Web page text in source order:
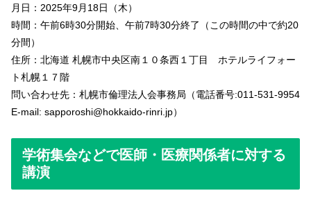
月日：2025年9月18日（木）
時間：午前6時30分開始、午前7時30分終了（この時間の中で約20
分間）
住所：北海道 札幌市中央区南１０条西１丁目 ホテルライフォー
ト札幌１７階
問い合わせ先：札幌市倫理法人会事務局（電話番号:011-531-9954
E-mail: sapporoshi@hokkaido-rinri.jp）
学術集会などで医師・医療関係者に対する
講演